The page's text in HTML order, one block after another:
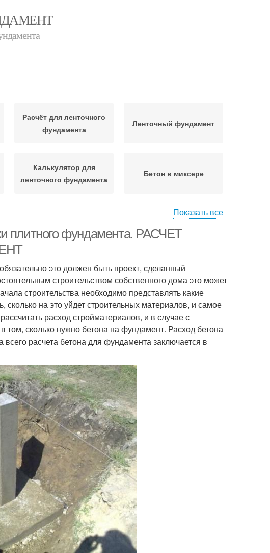
Расчёт для ленточного
фундамента
Ленточный фундамент
Калькулятор для
ленточного фундамента
Бетон в миксере
ленточного фундамента
Показать все
плитного фундамента. РАСЧЕТ
это должен быть проект, сделанный
строительством собственного дома это может
строительства необходимо представлять какие
на это уйдет строительных материалов, и самое
расход стройматериалов, и в случае с
сколько нужно бетона на фундамент. Расход бетона
расчета бетона для фундамента заключается в